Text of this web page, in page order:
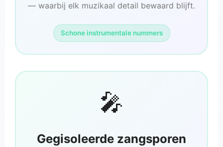
— waarbij elk muzikaal detail bewaard blijft.
Schone instrumentale nummers
🎤
Gegisoleerde zangsporen